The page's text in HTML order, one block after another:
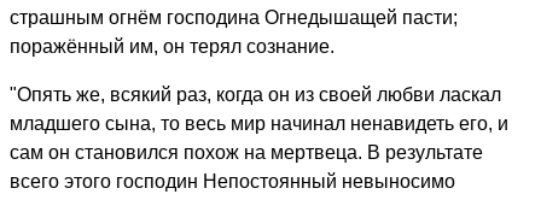
страшным огнём господина Огнедышащей пасти;
поражённый им, он терял сознание.
"Опять же, всякий раз, когда он из своей любви ласкал
младшего сына, то весь мир начинал ненавидеть его, и
сам он становился похож на мертвеца. В результате
всего этого господин Непостоянный невыносимо